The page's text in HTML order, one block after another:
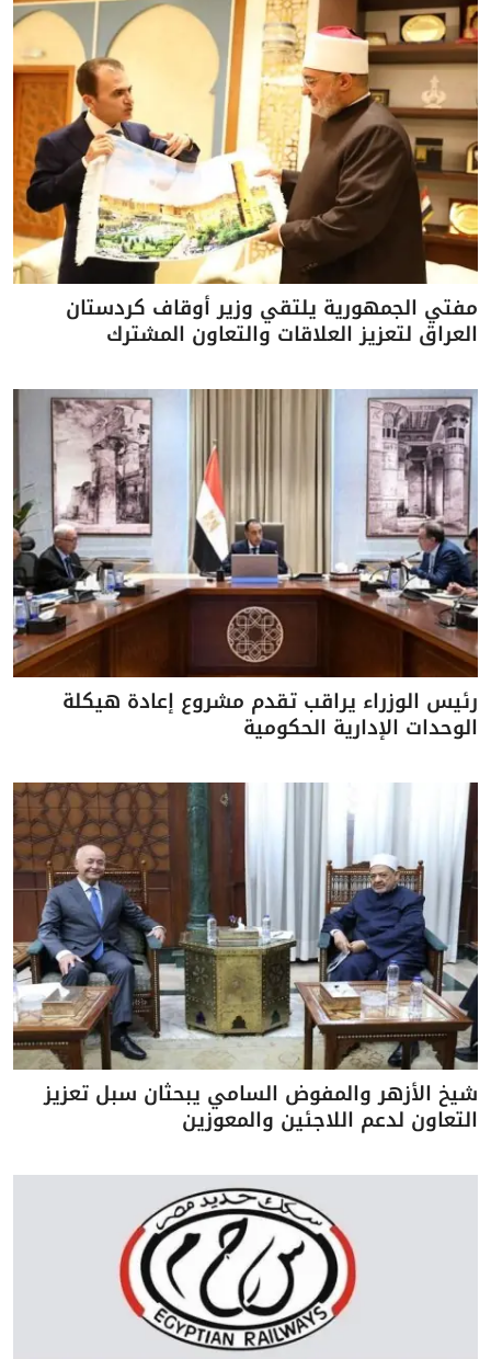
مفتي الجمهورية يلتقي وزير أوقاف كردستان
العراق لتعزيز العلاقات والتعاون المشترك
رئيس الوزراء يراقب تقدم مشروع إعادة هيكلة
الوحدات الإدارية الحكومية
شيخ الأزهر والمفوض السامي يبحثان سبل تعزيز
التعاون لدعم اللاجئين والمعوزين